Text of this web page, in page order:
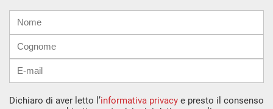
mail
Dichiaro di aver letto l’informativa privacy e presto il consenso